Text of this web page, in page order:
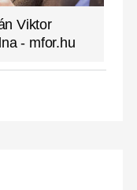
Viktor
- mfor.hu